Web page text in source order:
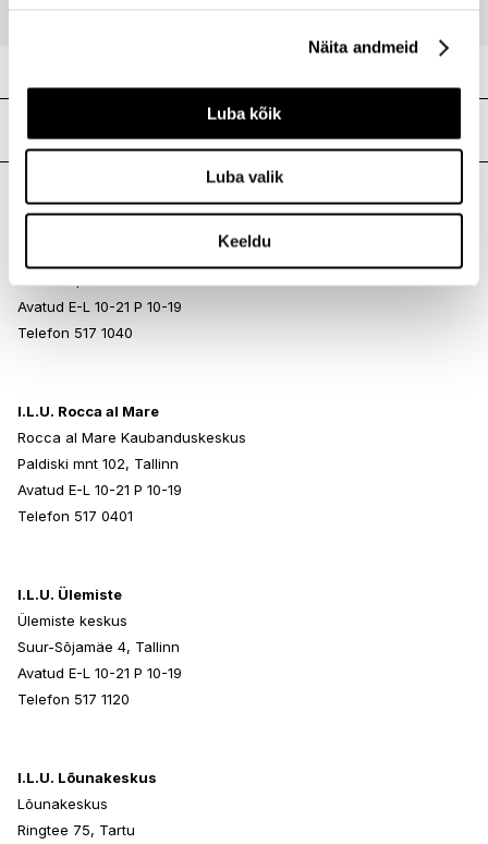
Näita andmeid
Luba kõik
Luba valik
Keeldu
Meie poed
Avatud E-L 10-21 P 10-19
Telefon 517 1040
I.L.U. Rocca al Mare
Rocca al Mare Kaubanduskeskus
Paldiski mnt 102, Tallinn
Avatud E-L 10-21 P 10-19
Telefon 517 0401
I.L.U. Ülemiste
Ülemiste keskus
Suur-Sõjamäe 4, Tallinn
Avatud E-L 10-21 P 10-19
Telefon 517 1120
I.L.U. Lõunakeskus
Lõunakeskus
Ringtee 75, Tartu